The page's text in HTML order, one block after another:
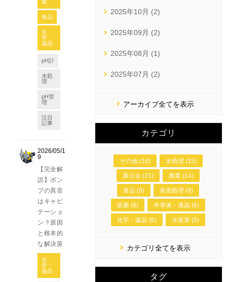
業
食品
化
学・
薬品
pH計
水処
理
pH管
理
注目
記事
2026/05/1
9
【完全解
説】ポン
プの異音
はキャビ
テーショ
ン？原因
と根本的
な解決策
化
学・
薬品
2025年10月 (2)
2025年09月 (2)
2025年08月 (1)
2025年07月 (2)
アーカイブ全てを表示
カテゴリ
その他 (16) 水処理 (15)
展示会 (15) 農業 (14)
食品 (9) 表面処理 (8)
医療 (8) 半導体・液晶 (6)
化学・薬品 (6) 水産業 (5)
カテゴリ全てを表示
タグ